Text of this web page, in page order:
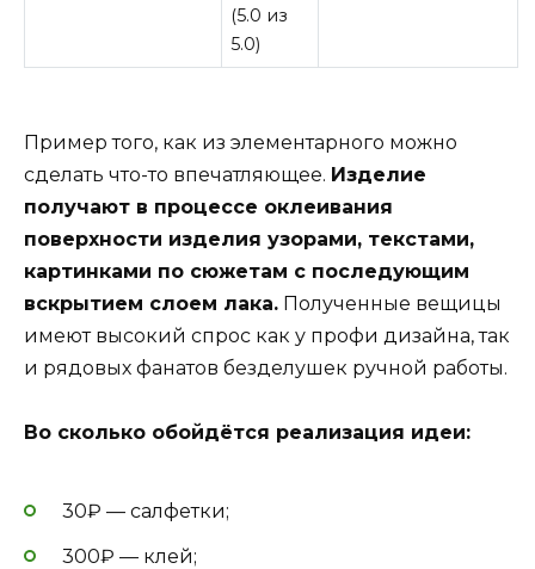
(5.0 из
5.0)
Пример того, как из элементарного можно
сделать что-то впечатляющее. Изделие
получают в процессе оклеивания
поверхности изделия узорами, текстами,
картинками по сюжетам с последующим
вскрытием слоем лака. Полученные вещицы
имеют высокий спрос как у профи дизайна, так
и рядовых фанатов безделушек ручной работы.
Во сколько обойдётся реализация идеи:
30₽ — салфетки;
300₽ — клей;